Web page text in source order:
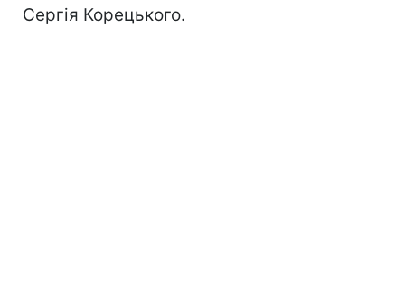
Сергія Корецького.